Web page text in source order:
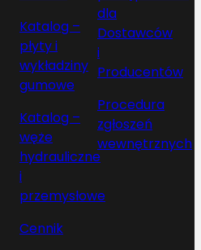
Katalog –
płyty i
wykładziny
gumowe
Katalog –
węże
hydrauliczne
i
przemysłowe
Cennik
dla
Dostawców
i
Producentów
Procedura
zgłoszeń
wewnętrznych